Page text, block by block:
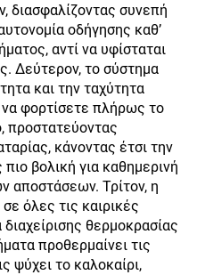
διασφαλίζοντας συνεπή
οδήγησης καθ’
αντί να υφίσταται
Δεύτερον, το σύστημα
και την ταχύτητα
φορτίσετε πλήρως το
προστατεύοντας
κάνοντας έτσι την
βολική για καθημερινή
αποστάσεων. Τρίτον, η
όλες τις καιρικές
θερμοκρασίας
προθερμαίνει τις
ψύχει το καλοκαίρι,